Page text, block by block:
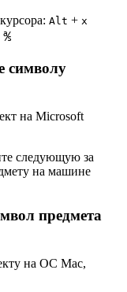
Alt + x
℁
символу
на Microsoft
следующую за
на машине
предмета
на ОС Mac,